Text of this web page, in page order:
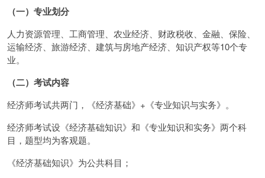
（一）专业划分
人力资源管理、工商管理、农业经济、财政税收、金融、保险、
运输经济、旅游经济、建筑与房地产经济、知识产权等10个专
业。
（二）考试内容
经济师考试共两门，《经济基础》+《专业知识与实务》。
经济师考试设《经济基础知识》和《专业知识和实务》两个科
目，题型均为客观题。
《经济基础知识》为公共科目；